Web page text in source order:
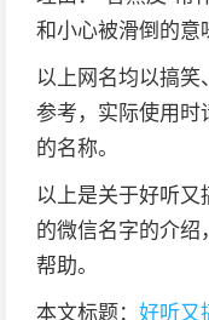
和小心被滑倒的意
以上网名均以搞笑
参考，实际使用时
的名称。
以上是关于好听
的微信名字的介绍
帮助。
本文标题： 好听又